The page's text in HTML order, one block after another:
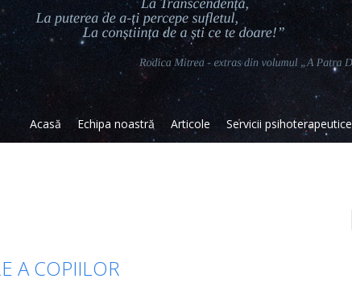
Acasă Echipa noastră Articole Servicii psihoterapeutice
A COPIILOR